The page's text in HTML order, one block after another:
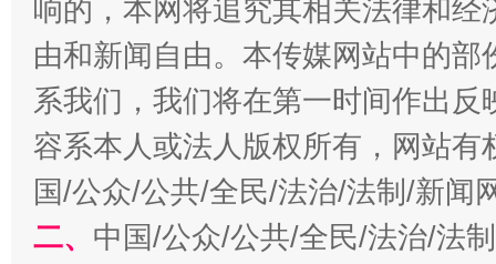
“刷贴”乱象丛生
生
响的，本网将追究其相关法律和
由和新闻自由。本传媒网站中的
系我们，我们将在第一时间作出
容系本人或法人版权所有，网站
国/公众/公共/全民/法治/法制/新闻
二、 中国/公众/公共/全民/法治/法